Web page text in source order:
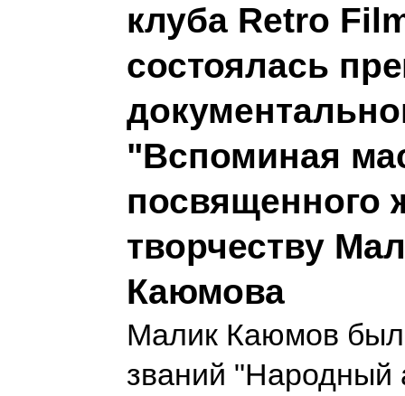
клуба Retro
состоялась
"Вспоминая
посвященного
творчеству
Каюмова
Малик Каюмов
званий "Народный